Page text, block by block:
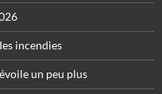
incendies
un peu plus